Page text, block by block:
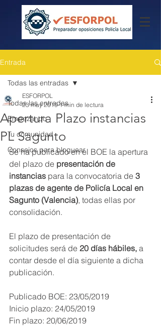
Entrada
Todas las entradas
Empezando
Tu comunidad
Consejos para bloguear
Todas las entradas
Apertura Plazo instancias
PL Sagunto
ESFORPOL
23 may 2019 1 min de lectura
Se ha publicado en el BOE la apertura
del plazo de presentación de
instancias para la convocatoria de 3
plazas de agente de Policía Local en
Sagunto (Valencia), todas ellas por
consolidación.
El plazo de presentación de
solicitudes será de 20 días hábiles, a
contar desde el día siguiente a dicha
publicación.
Publicado BOE: 23/05/2019
Inicio plazo: 24/05/2019
Fin plazo: 20/06/2019